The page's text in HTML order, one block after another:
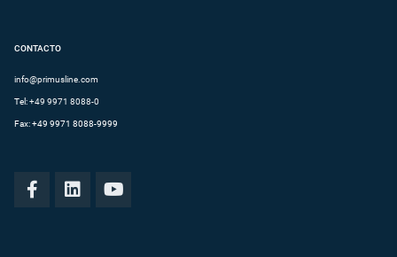
CONTACTO
info@primusline.com
Tel:+49 9971 8088-0
Fax: +49 9971 8088-9999